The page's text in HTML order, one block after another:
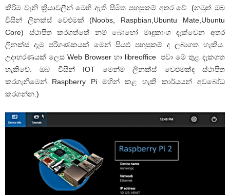
කිරීම වැනි ක්‍රියාවලීන් මෙහි ඇති සීමිත පහසුකම් අතර වේ. (නමුත් ඔබ
විසින් ලිනක්ස් වෙළුමක් (Noobs, Raspbian,Ubuntu Mate,Ubuntu
Core) ස්ථාපිත කරගත්තේ නම් බොහෝ මෘදුකාංග දැක්වෙන අතර
ලිනක්ස් දැමු පරිගණකයක් මෙන් සියළු පහසුකම් ද ලබාගත හැකිය.
උදාහරණයක් ලෙස Web Browser හා libreoffice පවා මේ තුළ දැකගත
හැකිවේ. ඔබ විසින් IOTමෙන්ම ලිනක්ස් වෙළුමක්ද ස්ථාපිත
කරගැනීමෙන් Raspberry Pi මහින් කළ හැකි කාර්යයන් අවබෝධ
කරගන්න.)